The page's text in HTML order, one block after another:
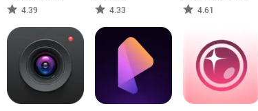
4.39
4.33
Коллаж
4.61